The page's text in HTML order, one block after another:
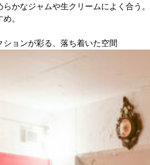
かなジャムや生クリームによく合う。
。
ションが彩る、落ち着いた空間